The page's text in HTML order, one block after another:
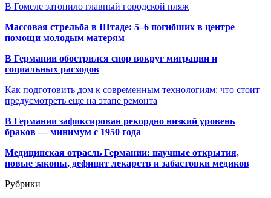
В Гомеле затопило главный городской пляж
Массовая стрельба в Штаде: 5–6 погибших в центре
помощи молодым матерям
В Германии обострился спор вокруг миграции и
социальных расходов
Как подготовить дом к современным технологиям: что стоит
предусмотреть еще на этапе ремонта
В Германии зафиксирован рекордно низкий уровень
браков — минимум с 1950 года
Медицинская отрасль Германии: научные открытия,
новые законы, дефицит лекарств и забастовки медиков
Рубрики